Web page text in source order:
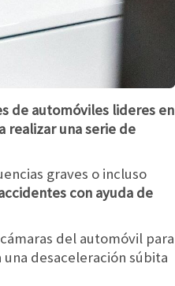
de automóviles lideres en
realizar una serie de
graves o incluso
con ayuda de
del automóvil para
desaceleración súbita